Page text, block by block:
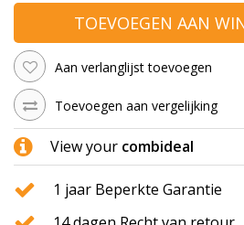
TOEVOEGEN AAN
Aan verlanglijst toevoegen
Toevoegen aan vergelijking
View your combideal
1 jaar Beperkte Garantie